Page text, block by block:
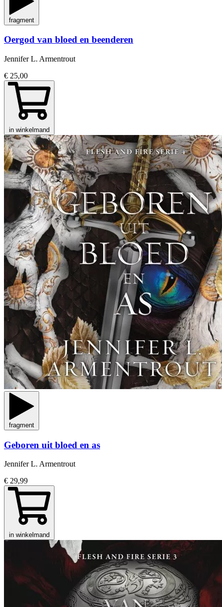
fragment
Oergod van bloed en beenderen
Jennifer L. Armentrout
€ 25,00
in winkelmand
fragment
Geboren uit bloed en as
Jennifer L. Armentrout
€ 29,99
in winkelmand